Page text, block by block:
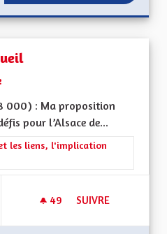
000) : Ma proposition
pour l’Alsace de...
: Les solidarités, les soins
les liens, l'implication
49 49 ABONNÉS
SUIVRE